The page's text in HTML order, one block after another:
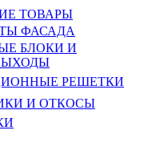
ТОВАРЫ
ФАСАДА
БЛОКИ И
РЕШЕТКИ
И ОТКОСЫ